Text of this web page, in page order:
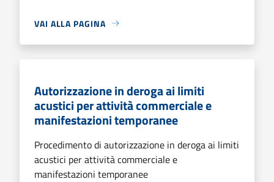
VAI ALLA PAGINA
Autorizzazione in deroga ai limiti
acustici per attività commerciale e
manifestazioni temporanee
Procedimento di autorizzazione in deroga ai limiti
acustici per attività commerciale e
manifestazioni temporanee